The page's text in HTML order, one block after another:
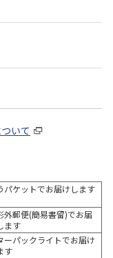
いて
パケットでお届けします
外郵便(簡易書留)でお届
ます
ーパックライトでお届け
す